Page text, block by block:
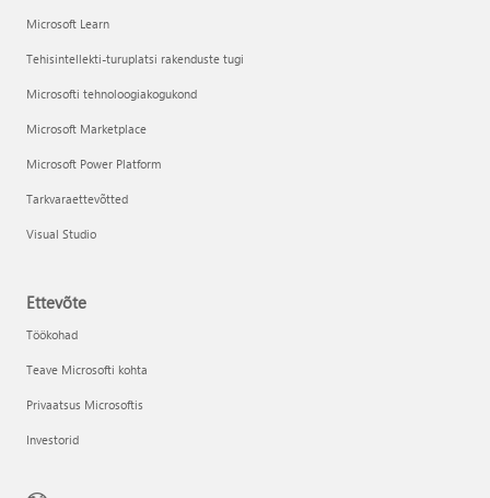
Microsoft Learn
Tehisintellekti-turuplatsi rakenduste tugi
Microsofti tehnoloogiakogukond
Microsoft Marketplace
Microsoft Power Platform
Tarkvaraettevõtted
Visual Studio
Ettevõte
Töökohad
Teave Microsofti kohta
Privaatsus Microsoftis
Investorid